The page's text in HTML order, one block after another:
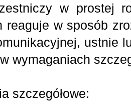
w prostej
reaguje w sposób
ustnie
wymaganiach
szczegółowe: